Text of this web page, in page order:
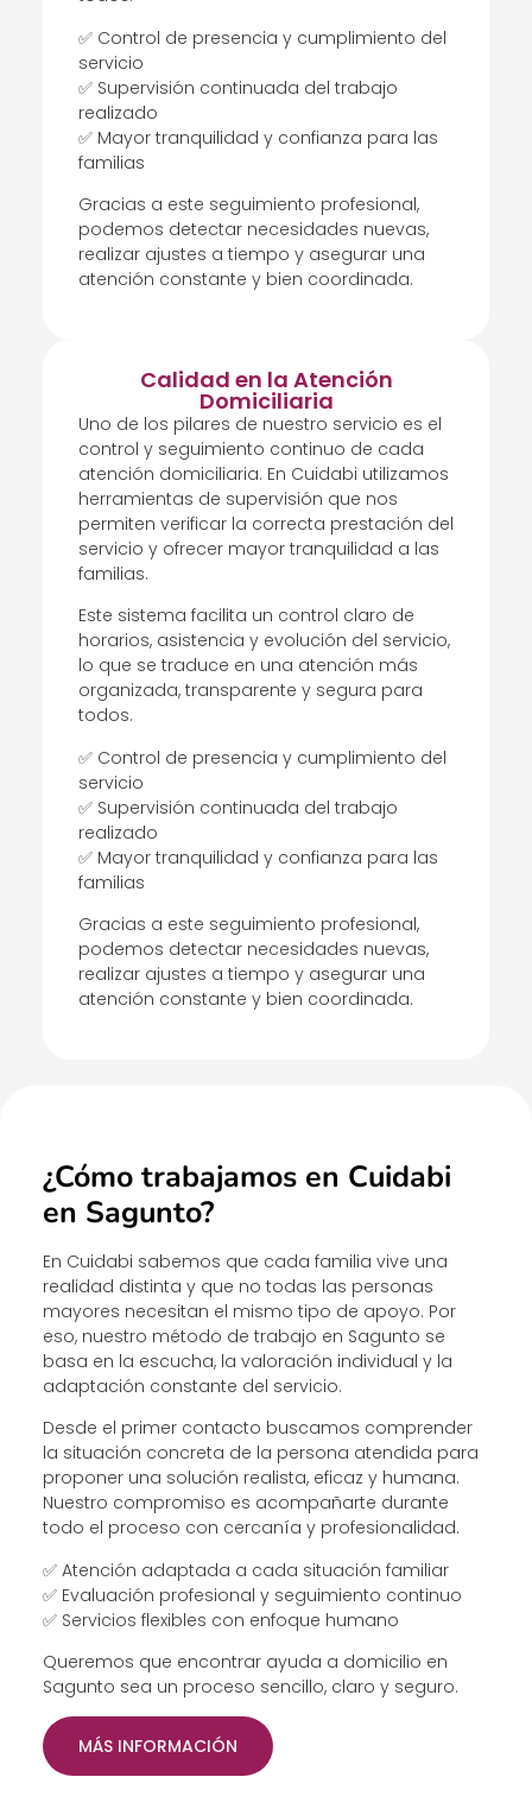
✅ Control de presencia y cumplimiento del
servicio
✅ Supervisión continuada del trabajo
realizado
✅ Mayor tranquilidad y confianza para las
familias
Gracias a este seguimiento profesional,
podemos detectar necesidades nuevas,
realizar ajustes a tiempo y asegurar una
atención constante y bien coordinada.
Calidad en la Atención
Domiciliaria
Uno de los pilares de nuestro servicio es el
control y seguimiento continuo de cada
atención domiciliaria. En Cuidabi utilizamos
herramientas de supervisión que nos
permiten verificar la correcta prestación del
servicio y ofrecer mayor tranquilidad a las
familias.
Este sistema facilita un control claro de
horarios, asistencia y evolución del servicio,
lo que se traduce en una atención más
organizada, transparente y segura para
todos.
✅ Control de presencia y cumplimiento del
servicio
✅ Supervisión continuada del trabajo
realizado
✅ Mayor tranquilidad y confianza para las
familias
Gracias a este seguimiento profesional,
podemos detectar necesidades nuevas,
realizar ajustes a tiempo y asegurar una
atención constante y bien coordinada.
¿Cómo trabajamos en Cuidabi
en Sagunto?
En Cuidabi sabemos que cada familia vive una
realidad distinta y que no todas las personas
mayores necesitan el mismo tipo de apoyo. Por
eso, nuestro método de trabajo en Sagunto se
basa en la escucha, la valoración individual y la
adaptación constante del servicio.
Desde el primer contacto buscamos comprender
la situación concreta de la persona atendida para
proponer una solución realista, eficaz y humana.
Nuestro compromiso es acompañarte durante
todo el proceso con cercanía y profesionalidad.
✅ Atención adaptada a cada situación familiar
✅ Evaluación profesional y seguimiento continuo
✅ Servicios flexibles con enfoque humano
Queremos que encontrar ayuda a domicilio en
Sagunto sea un proceso sencillo, claro y seguro.
MÁS INFORMACIÓN